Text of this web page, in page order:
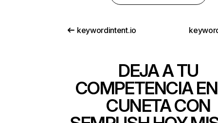
keywordintent.io
DEJA A TU
COMPETENCIA
CUNETA CON